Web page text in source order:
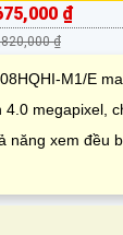
₫
₫
M1/E
megapixel,
năng xem đều